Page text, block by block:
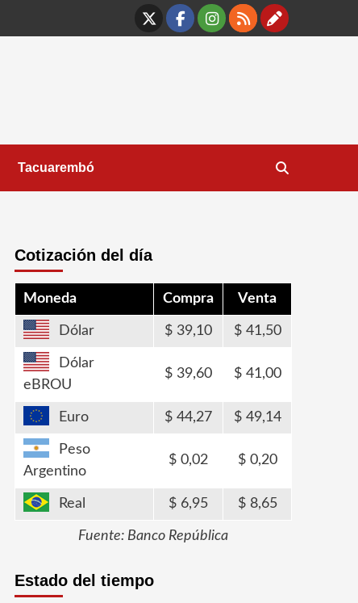
X Facebook
Instagram
RSS
Tacuarembó
Cotización del día
Moneda Compra Venta
Dólar 39,10 41,50
Dólar
eBROU
39,60 41,00
Euro 44,27 49,14
Peso
Argentino
0,02 0,20
Real 6,95 8,65
Fuente: Banco República
Estado del tiempo